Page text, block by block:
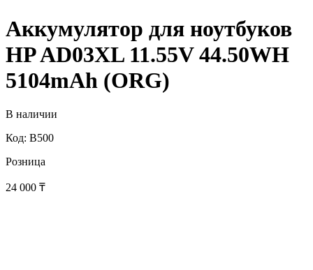
Аккумулятор для ноутбуков
HP AD03XL 11.55V 44.50WH
5104mAh (ORG)
В наличии
Код: B500
Розница
24 000 ₸